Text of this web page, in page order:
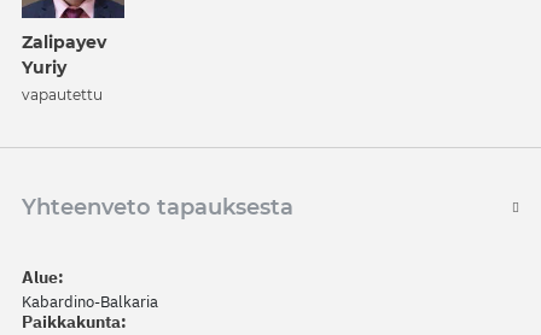
Zalipayev
Yuriy
vapautettu
Yhteenveto tapauksesta
Alue:
Kabardino-Balkaria
Paikkakunta: